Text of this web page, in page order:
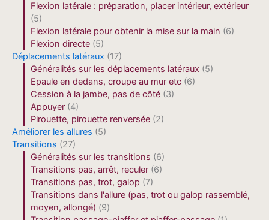
Flexion latérale : préparation, placer intérieur, extérieur
(5)
Flexion latérale pour obtenir la mise sur la main (6)
Flexion directe (5)
Déplacements latéraux (17)
Généralités sur les déplacements latéraux (5)
Epaule en dedans, croupe au mur etc (6)
Cession à la jambe, pas de côté (3)
Appuyer (4)
Pirouette, pirouette renversée (2)
Améliorer les allures (5)
Transitions (27)
Généralités sur les transitions (6)
Transitions pas, arrêt, reculer (6)
Transitions pas, trot, galop (7)
Transitions dans l'allure (pas, trot ou galop rassemblé,
moyen, allongé) (9)